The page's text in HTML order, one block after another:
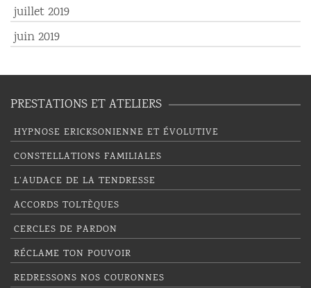
juillet 2019
juin 2019
PRESTATIONS ET ATELIERS
HYPNOSE ERICKSONIENNE ET ÉVOLUTIVE
CONSTELLATIONS FAMILIALES
L’AUDACE DE LA TENDRESSE
ACCORDS TOLTÈQUES
CERCLES DE PARDON
RÉCLAME TON POUVOIR
REDRESSONS NOS COURONNES